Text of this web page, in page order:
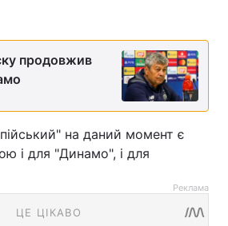
продовжив
на даний момент є
і для "Динамо", і для
Реклама